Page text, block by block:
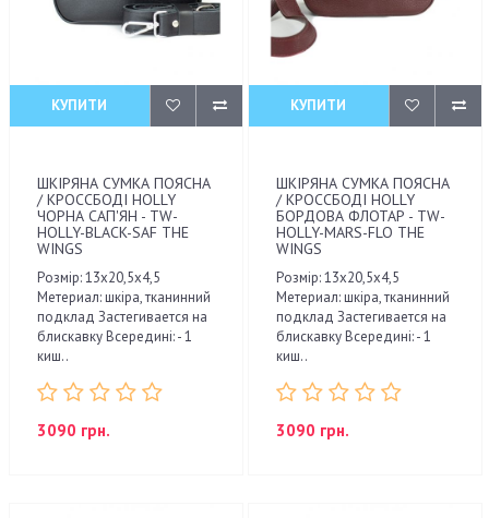
КУПИТИ
ШКІРЯНА СУМКА ПОЯСНА
/ КРОССБОДІ HOLLY
ЧОРНА САП'ЯН - TW-
HOLLY-BLACK-SAF THE
WINGS
Розмір: 13х20,5х4,5
Метериал: шкіра, тканинний
подклад Застегивается на
блискавку Всередині: - 1
киш..
3090 грн.
КУПИТИ
ШКІРЯНА СУМКА ПОЯСНА
/ КРОССБОДІ HOLLY
БОРДОВА ФЛОТАР - TW-
HOLLY-MARS-FLO THE
WINGS
Розмір: 13х20,5х4,5
Метериал: шкіра, тканинний
подклад Застегивается на
блискавку Всередині: - 1
киш..
3090 грн.